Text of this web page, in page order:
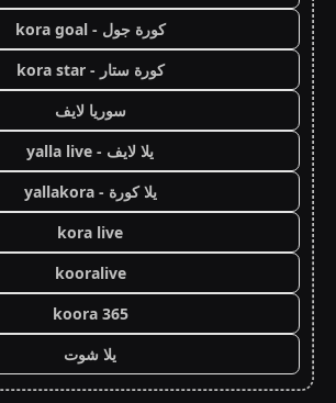
كورة جول - kora goal
كورة ستار - kora star
سوريا لايف
يلا لايف - yalla live
يلا كورة - yallakora
kora live
kooralive
koora 365
يلا شوت